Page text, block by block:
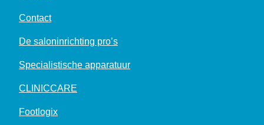
Contact
De saloninrichting pro’s
Specialistische apparatuur
CLINICCARE
Footlogix